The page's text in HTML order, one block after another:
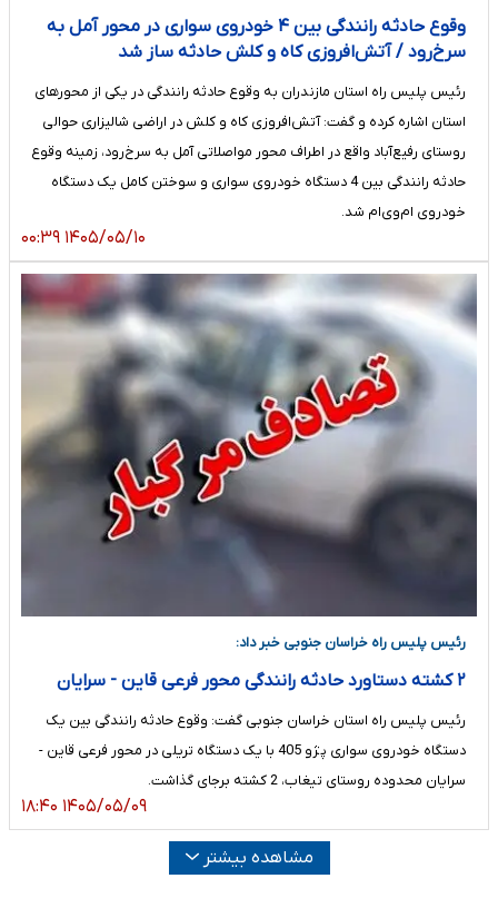
وقوع حادثه رانندگی بین ۴ خودروی سواری در محور آمل به
سرخ‌رود / آتش‌افروزی کاه و کلش حادثه ساز شد
رئیس پلیس راه استان مازندران به وقوع حادثه رانندگی در یکی از محورهای
استان اشاره کرده و گفت: آتش‌افروزی کاه و کلش در اراضی شالیزاری حوالی
روستای رفیع‌آباد واقع در اطراف محور مواصلاتی آمل به سرخ‌رود، زمینه وقوع
حادثه رانندگی بین 4 دستگاه خودروی سواری و سوختن کامل یک دستگاه
خودروی ام‌وی‌ام شد.
۱۴۰۵/۰۵/۱۰ ۰۰:۳۹
رئیس پلیس راه خراسان جنوبی خبر داد:
۲ کشته دستاورد حادثه رانندگی محور فرعی قاین - سرایان
رئیس پلیس راه استان خراسان جنوبی گفت: وقوع حادثه رانندگی بین یک
دستگاه خودروی سواری پژو 405 با یک دستگاه تریلی در محور فرعی قاین -
سرایان محدوده روستای تیغاب، 2 کشته برجای گذاشت.
۱۴۰۵/۰۵/۰۹ ۱۸:۴۰
مشاهده بیشتر